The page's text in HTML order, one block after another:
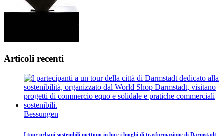
Articoli recenti
Bessungen
I tour urbani sostenibili mettono in luce i luoghi di trasformazione di Darmstadt